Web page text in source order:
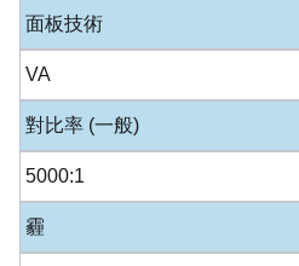
面板技術
VA
對比率 (一般)
5000:1
霾